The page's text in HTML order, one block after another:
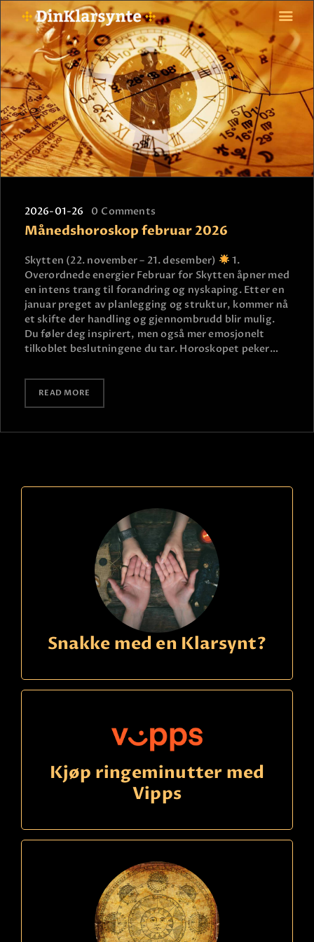
FORSIDE
ASTROLOGI
STJERNETEGN
TAROTKORT
KLARSYNTE
BETALING
VIPPS
JOBBE SOM KLARSYNT
FAQ
KONTAKT OSS
2026-01-26 0 Comments
Månedshoroskop februar 2026
Skytten (22. november – 21. desember)
1.
Overordnede energier Februar for Skytten åpner med
en intens trang til forandring og nyskaping. Etter en
januar preget av planlegging og struktur, kommer nå
et skifte der handling og gjennombrudd blir mulig.
Du føler deg inspirert, men også mer emosjonelt
tilkoblet beslutningene du tar. Horoskopet peker…
READ MORE
Snakke med en Klarsynt?
Kjøp ringeminutter med
Vipps